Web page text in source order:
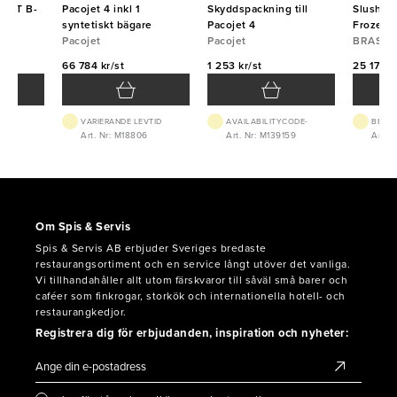
B-
Pacojet 4 inkl 1
syntetiskt bägare
Pacojet
66 784 kr/st
VARIERANDE LEVTID
Art. Nr: M18806
Skyddspackning till
Pacojet 4
Pacojet
1 253 kr/st
AVAILABILITYCODE-
Art. Nr: M139159
Frozen
BRAS
25 175
Art.
Om Spis & Servis
Spis & Servis AB erbjuder Sveriges bredaste
restaurangsortiment och en service långt utöver det vanliga.
Vi tillhandahåller allt utom färskvaror till såväl små barer och
caféer som finkrogar, storkök och internationella hotell- och
restaurangkedjor.
Registrera dig för erbjudanden, inspiration och nyheter: